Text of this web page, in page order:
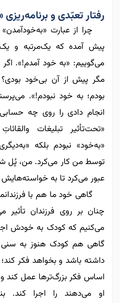
رفتار تعبّدی و
چرا از عبارت
پیش آمده که یک‌مرتبه و
می‌گوییم: «به خود آمدم!».
مگر پیش از آن بی‌خود
بودم؛ به خود نبودم!».
انجام دادی را روی چه
«تحت‌تأثیر تبلیغات
«به‌خود» نبودم بلکه
توسط من کار می‌کرد. من، پُل
عبور می‌کرد تا به
گاهی خود ما هم با
چنان بر روی فرزندان تأثیر
می‌کنیم که کودک به خودش
گاهی هم کودک هنوز به
داشته باشد و بخواهد فکر کند؛
اساس فکر بزرگ‌ترها عمل کند و
او می‌دهند را اجرا کند.